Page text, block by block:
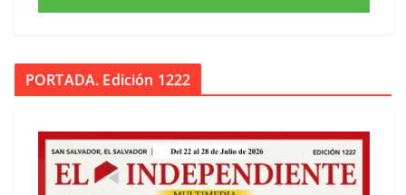
PORTADA. Edición 1222